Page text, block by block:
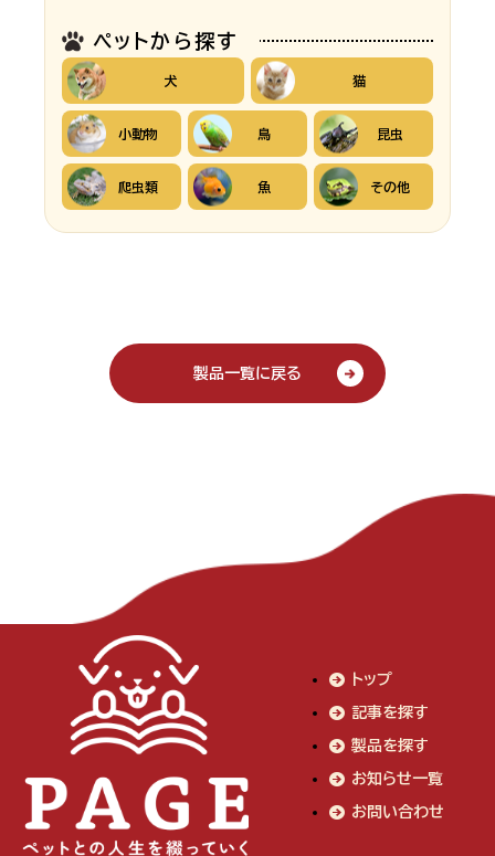
ペットから探す
犬 猫
小動物 鳥 昆虫
爬虫類 魚 その他
製品一覧に戻る
トップ
記事を探す
製品を探す
お知らせ一覧
お問い合わせ